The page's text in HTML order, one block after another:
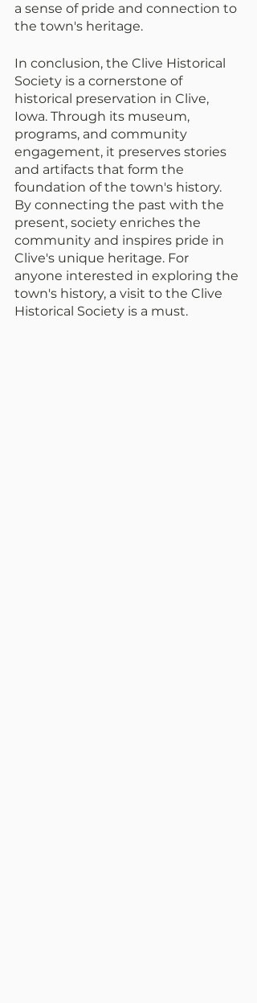
a sense of pride and connection to
the town's heritage.
In conclusion, the Clive Historical
Society is a cornerstone of
historical preservation in Clive,
Iowa. Through its museum,
programs, and community
engagement, it preserves stories
and artifacts that form the
foundation of the town's history.
By connecting the past with the
present, society enriches the
community and inspires pride in
Clive's unique heritage. For
anyone interested in exploring the
town's history, a visit to the Clive
Historical Society is a must.